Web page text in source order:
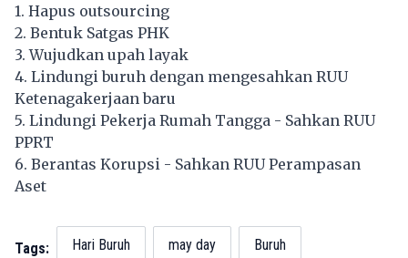
1. Hapus outsourcing
2. Bentuk Satgas PHK
3. Wujudkan upah layak
4. Lindungi buruh dengan mengesahkan RUU
Ketenagakerjaan baru
5. Lindungi Pekerja Rumah Tangga - Sahkan RUU
PPRT
6. Berantas Korupsi - Sahkan RUU Perampasan
Aset
Tags: Hari Buruh may day Buruh